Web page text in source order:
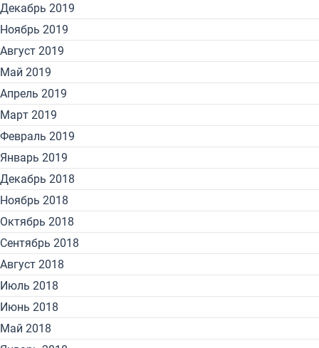
Декабрь 2019
Ноябрь 2019
Август 2019
Май 2019
Апрель 2019
Март 2019
Февраль 2019
Январь 2019
Декабрь 2018
Ноябрь 2018
Октябрь 2018
Сентябрь 2018
Август 2018
Июль 2018
Июнь 2018
Май 2018